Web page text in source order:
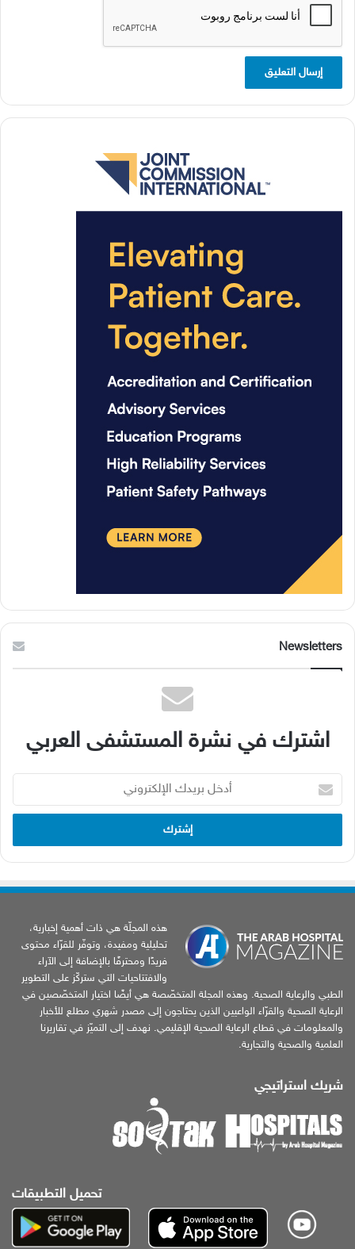
Newsletters
اشترك في نشرة المستشفى العربي
بريدك
الإلكتروني
هذه المجلّة هي ذات أهمية إخبارية،
تحليلية ومفيدة، وتوفّر للقرّاء محتوى
فريدًا ومحترفًا بالإضافة إلى الآراء
والافتتاحيات التي ستركّز على التطوير
الطبي والرعاية الصحية. وهذه المجلة المتخصّصة هي أيضًا اختيار المتخصّصين في
الرعاية الصحية والقرّاء الواعيين الذين يحتاجون إلى مصدر شهري مطلع للأخبار
والمعلومات في قطاع الرعاية الصحية الإقليمي. نهدف إلى التميّز في تقاريرنا
العلمية والصحية والتجارية.
شريك استراتيجي
تحميل التطبيقات